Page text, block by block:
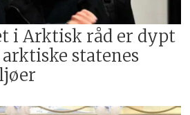
i Arktisk råd er dypt
statenes